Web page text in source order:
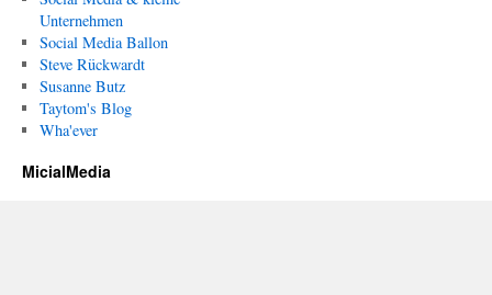
Unternehmen
Social Media Ballon
Steve Rückwardt
Susanne Butz
Taytom's Blog
Wha'ever
MicialMedia